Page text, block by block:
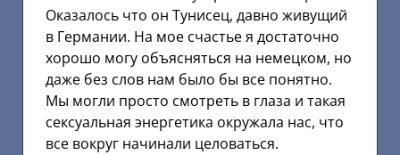
Оказалось что он Тунисец, давно живущий
в Германии. На мое счастье я достаточно
хорошо могу объясняться на немецком, но
даже без слов нам было бы все понятно.
Мы могли просто смотреть в глаза и такая
сексуальная энергетика окружала нас, что
все вокруг начинали целоваться.